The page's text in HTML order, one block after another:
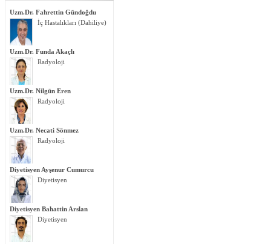
Uzm.Dr. Fahrettin Gündoğdu
İç Hastalıkları (Dahiliye)
Uzm.Dr. Funda Akaçlı
Radyoloji
Uzm.Dr. Nilgün Eren
Radyoloji
Uzm.Dr. Necati Sönmez
Radyoloji
Diyetisyen Ayşenur Cumurcu
Diyetisyen
Diyetisyen Bahattin Arslan
Diyetisyen